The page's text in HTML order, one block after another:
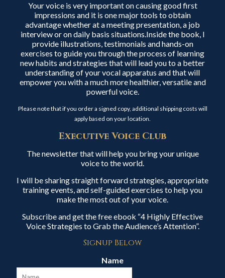
Your voice is very important on causing good first
impressions and it is one major tools to obtain
advantage whether at a meeting presentation, a job
interview or on daily basis situations.Inside the book, I
provide illustrations, testimonials and hands-on
exercises to guide you through the process of learning
new habits and strategies that will lead you to a better
understanding of your vocal apparatus and that will
empower you with a much more healthier, versatile and
powerful voice.
Please note that if you order a signed copy, additional shipping costs will
apply based on your location.
Executive Voice Club
The newsletter that will help you bring your unique
voice to the world.
I will be sharing straight forward strategies, appropriate
training events, and self-guided exercises to help you
make the most out of your voice.
Subscribe and get the free ebook “4 Highly Effective
Voice Strategies to Grab the Audience’s Attention”.
Signup Below
Name